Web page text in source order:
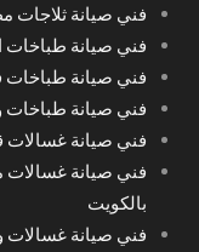
فني صيانة ثلاجات
فني صيانة طباخات
فني صيانة طباخات
فني صيانة طباخات
فني صيانة
فني صيانة غسالات
بالكويت
فني صيانة غسالات